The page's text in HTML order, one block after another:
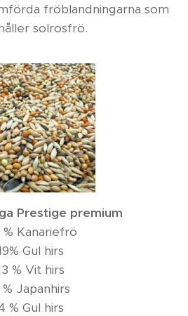
fröblandningarna som
solrosfrö.
Prestige premium
Kanariefrö
Gul hirs
% Vit hirs
% Japanhirs
% Gul hirs